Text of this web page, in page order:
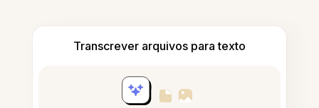
Transcrever arquivos para texto